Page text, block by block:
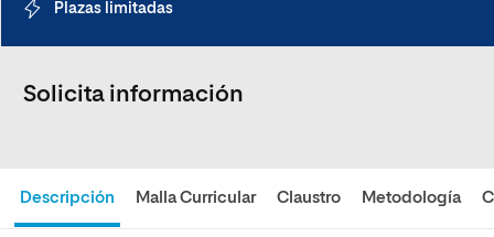
Descripción Malla Curricular Claustro Metodología
Plazas limitadas
Solicita información